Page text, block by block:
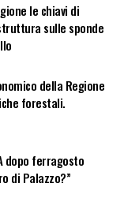
le chiavi di
sulle sponde
della Regione
forestali.
dopo ferragosto
di Palazzo?”